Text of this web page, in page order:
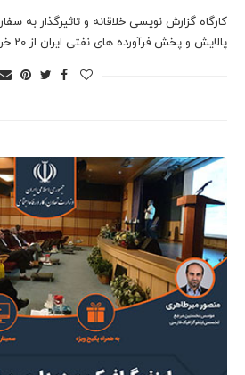
کارگاه گزارش نویسی خلاقانه و تاثیرگذار
پالایش و پخش فرآورده های نفتی ایران از 20 خرداد ماه…